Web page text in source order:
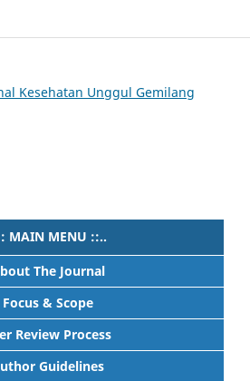
Kesehatan Unggul Gemilang
MAIN MENU ::..
The Journal
Focus & Scope
Review Process
Guidelines